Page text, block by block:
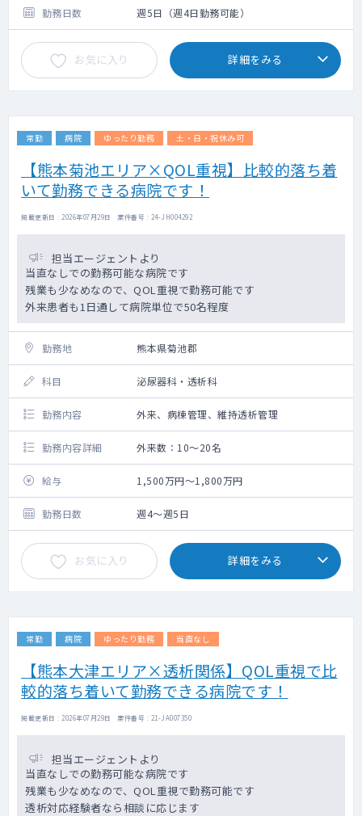
勤務日数 週5日（週4日勤務可能）
お気に入り 詳細をみる
常勤 病院 ゆったり勤務 土・日・祝休み可
【熊本菊池エリア×QOL重視】比較的落ち着
いて勤務できる病院です！
掲載更新日 : 2026年07月29日 案件番号 : 24-JH004292
担当エージェントより
当直なしでの勤務可能な病院です
残業も少なめなので、QOL重視で勤務可能です
外来患者も1日通して病院単位で50名程度
勤務地 熊本県菊池郡
科目 泌尿器科・透析科
勤務内容 外来、病棟管理、維持透析管理
勤務内容詳細 外来数：10～20名
給与 1,500万円～1,800万円
勤務日数 週4～週5日
お気に入り 詳細をみる
常勤 病院 ゆったり勤務 当直なし
【熊本大津エリア×透析関係】QOL重視で比
較的落ち着いて勤務できる病院です！
掲載更新日 : 2026年07月29日 案件番号 : 21-JA007350
担当エージェントより
当直なしでの勤務可能な病院です
残業も少なめなので、QOL重視で勤務可能です
透析対応経験者なら相談に応じます